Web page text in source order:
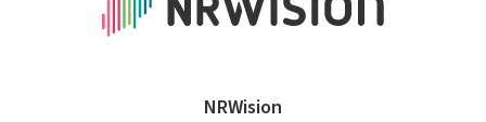
NRWision